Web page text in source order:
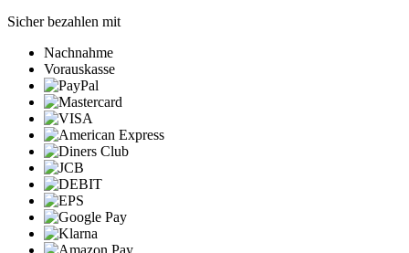
Sicher bezahlen mit
Nachnahme
Vorauskasse